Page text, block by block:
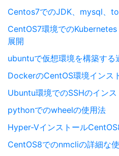
Centos7でのJDK、mysql、
CentOS7環境での
展開
ubuntuで仮想環境を構築する
DockerのCentOS環境インス
Ubuntu環境でのSSHのイン
pythonでのwheelの使用法
Hyper-Vインストール
CentOS8でのnmcliの詳細な